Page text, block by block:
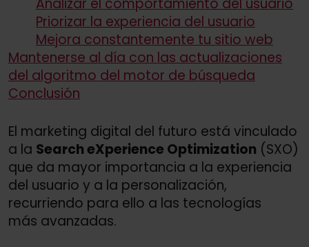
Analizar el comportamiento del usuario
Priorizar la experiencia del usuario
Mejora constantemente tu sitio web
Mantenerse al día con las actualizaciones
del algoritmo del motor de búsqueda
Conclusión
El marketing digital del futuro está vinculado
a la Search eXperience Optimization (SXO)
que da mayor importancia a la experiencia
del usuario y a la personalización,
recurriendo para ello a las tecnologías
más avanzadas.